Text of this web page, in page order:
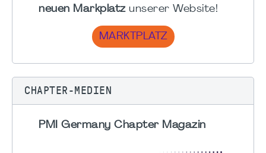
neuen Markplatzunserer Website!
MARKTPLATZ
CHAPTER-MEDIEN
PMI Germany Chapter Magazin